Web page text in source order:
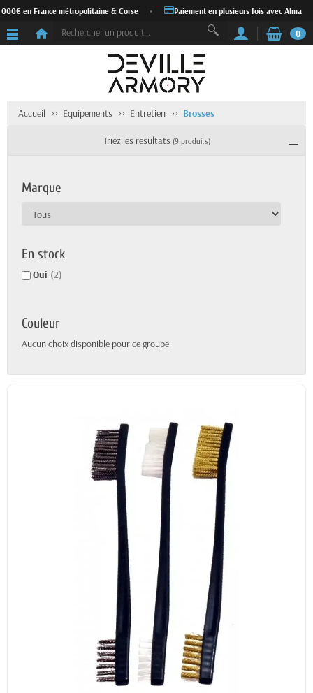
en France métropolitaine & Corse Paiement en plusieurs fois avec Alma
0
Accueil Equipements Entretien Brosses
Triez les resultats (9 produits)
Marque
En stock
Oui (2)
Couleur
Aucun choix disponible pour ce groupe